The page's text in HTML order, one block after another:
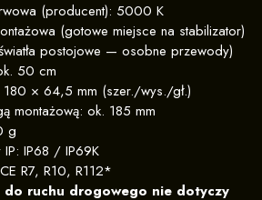
(producent): 5000 K
(gotowe miejsce na stabilizator)
postojowe — osobne przewody)
50 cm
× 64,5 mm (szer./wys./gł.)
montażową: ok. 185 mm
g
IP68 / IP69K
R7, R10, R112*
do ruchu drogowego nie dotyczy